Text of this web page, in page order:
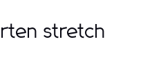
stretch